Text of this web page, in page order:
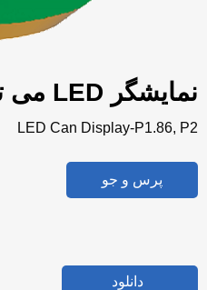
نمایشگر LED می تواند
LED Can Display-P1.86, P2
پرس و جو
دانلود